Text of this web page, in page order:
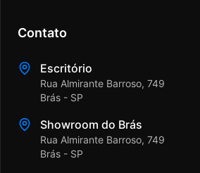
Contato
Escritório
Rua Almirante Barroso, 749
Brás - SP
Showroom do Brás
Rua Almirante Barroso, 749
Brás - SP